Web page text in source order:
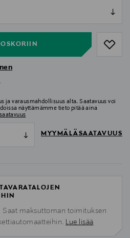
ja varausmahdollisuus alta. Saatavuus voi
näyttämämme tieto pitää aina
MYYMÄLÄSAATAVUUS
Saat maksuttoman toimituksen
Lue lisää